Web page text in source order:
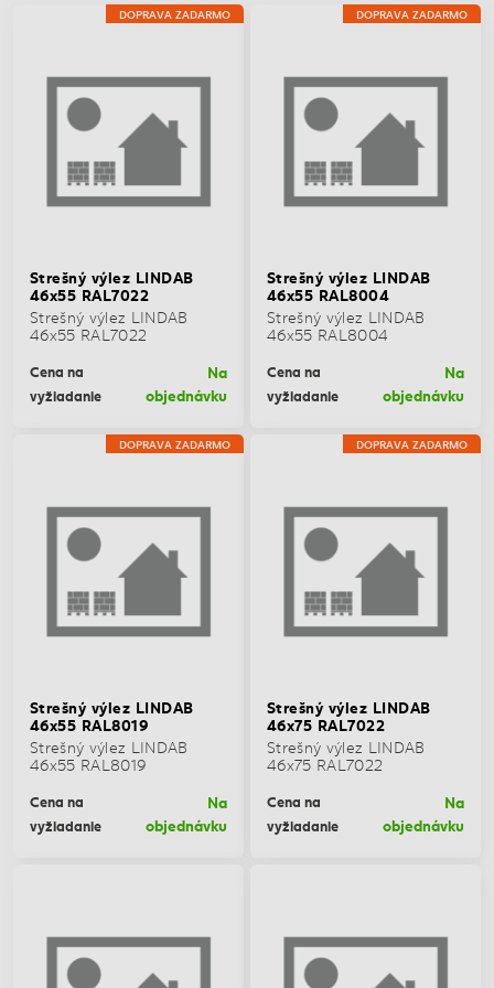
DOPRAVA ZADARMO
Strešný výlez LINDAB
46x55 RAL7022
Strešný výlez LINDAB
46x55 RAL7022
Cena na
vyžiadanie
Na
objednávku
DOPRAVA ZADARMO
Strešný výlez LINDAB
46x55 RAL8004
Strešný výlez LINDAB
46x55 RAL8004
Cena na
vyžiadanie
Na
objednávku
DOPRAVA ZADARMO
Strešný výlez LINDAB
46x55 RAL8019
Strešný výlez LINDAB
46x55 RAL8019
Cena na
vyžiadanie
Na
objednávku
DOPRAVA ZADARMO
Strešný výlez LINDAB
46x75 RAL7022
Strešný výlez LINDAB
46x75 RAL7022
Cena na
vyžiadanie
Na
objednávku